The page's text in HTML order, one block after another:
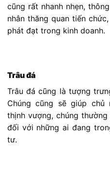
cũng rất nhanh nhẹn,
nhân thăng quan tiến
phát đạt trong kinh doanh.
Trâu đá
Trâu đá cũng là tượng
Chúng cũng sẽ giúp chủ
thịnh vượng, chúng
đối với những ai đang
tư.